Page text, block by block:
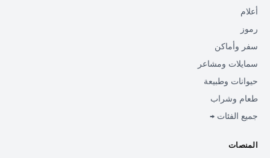
أعلام
رموز
سفر وأماكن
سمايلات ومشاعر
حيوانات وطبيعة
طعام وشراب
جميع الفئات →
المنصات